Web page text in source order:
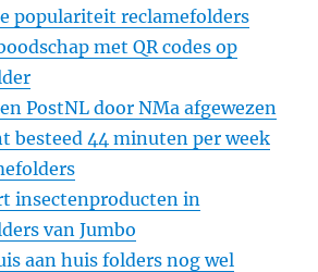
populariteit reclamefolders
met QR codes op
PostNL door NMa afgewezen
besteed 44 minuten per week
insectenproducten in
van Jumbo
aan huis folders nog wel